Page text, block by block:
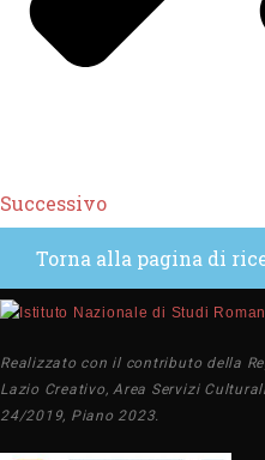
Successivo
Torna alla pagina di
Realizzato con il contributo della
Lazio Creativo, Area Servizi
24/2019, Piano 2023.